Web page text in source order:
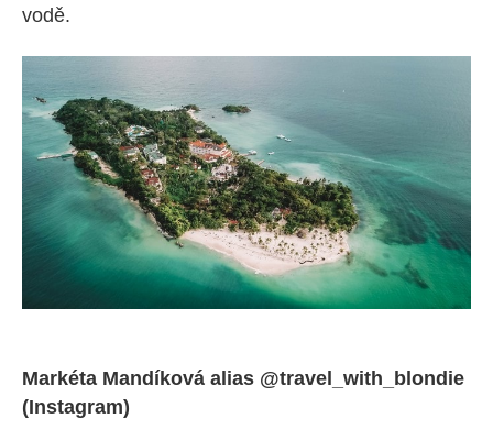
vodě.
Markéta Mandíková alias @travel_with_blondie
(Instagram)